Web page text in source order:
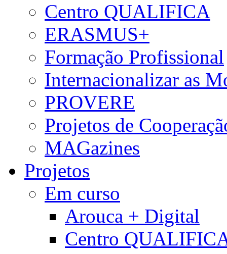
Centro QUALIFICA
ERASMUS+
Formação Profissional
Internacionalizar as
PROVERE
Projetos de
MAGazines
Projetos
Em curso
Arouca + Digital
Centro